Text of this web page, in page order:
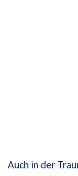
Auch in der